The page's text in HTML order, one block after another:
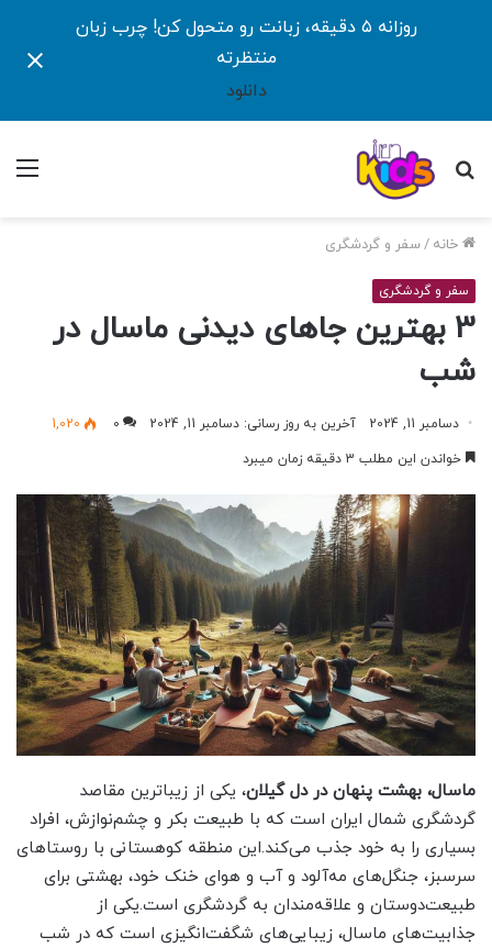
روزانه ۵ دقیقه، زبانت رو متحول کن! چرب زبان
منتظرته
دانلود
جستجو
خانه /سفر و گردشگری
سفر و گردشگری
3 بهترین جاهای دیدنی ماسال در
شب
دسامبر 11, 2024 آخرین به روز رسانی: دسامبر 11, 2024 0
1,020
خواندن این مطلب 3 دقیقه زمان میبرد
ماسال، بهشت پنهان در دل گیلان، یکی از زیباترین مقاصد
گردشگری شمال ایران است که با طبیعت بکر و چشم‌نوازش، افراد
بسیاری را به خود جذب می‌کند.این منطقه کوهستانی با روستاهای
سرسبز، جنگل‌های مه‌آلود و آب و هوای خنک خود، بهشتی برای
طبیعت‌دوستان و علاقه‌مندان به گردشگری است.یکی از
جذابیت‌های ماسال، زیبایی‌های شگفت‌انگیزی است که در شب